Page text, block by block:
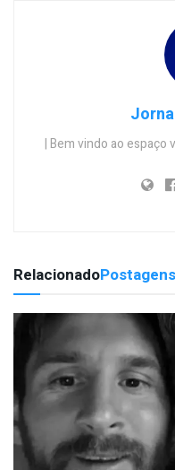
| Bem vindo ao espaço
RelacionadoPostagens